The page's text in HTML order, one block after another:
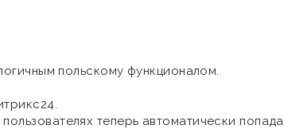
польскому функционалом.
теперь автоматически